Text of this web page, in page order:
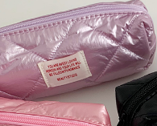
블
랙,
퍼
플,
핑
크,
아
이
보
리